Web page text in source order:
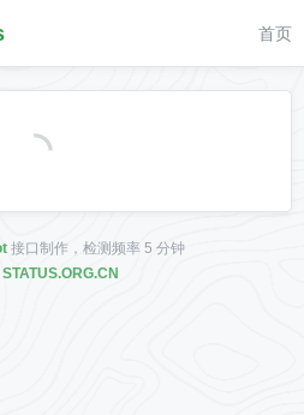
首页
接口制作，检测频率 5 分钟
STATUS.ORG.CN